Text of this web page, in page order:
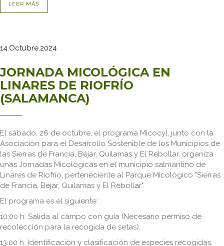
LEER MÁS
14.Octubre.2024
JORNADA MICOLÓGICA EN
LINARES DE RIOFRÍO
(SALAMANCA)
El sábado, 26 de octubre, el programa Micocyl, junto con la
Asociación para el Desarrollo Sostenible de los Municipios de
las Sierras de Francia, Béjar, Quilamas y El Rebollar, organiza
unas Jornadas Micológicas en el municipio salmantino de
Linares de Riofrío, perteneciente al Parque Micológico "Sierras
de Francia, Béjar, Quilamas y El Rebollar".
El programa es el siguiente:
10:00 h. Salida al campo con guía (Necesario permiso de
recolección para la recogida de setas).
13:00 h. Identificación y clasificación de especies recogidas.